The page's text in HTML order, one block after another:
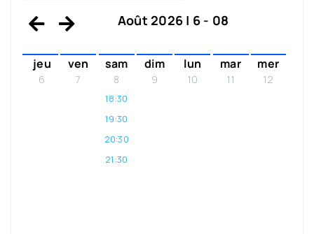
Août 2026 | 6 - 08
jeu
6
ven
7
sam
8
dim
9
lun
10
mar
11
mer
12
18:30
19:30
20:30
21:30